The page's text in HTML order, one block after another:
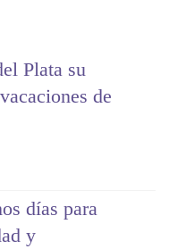
Plata su
de
días para
y